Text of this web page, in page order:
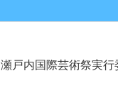
瀬戸内国際芸術祭実行